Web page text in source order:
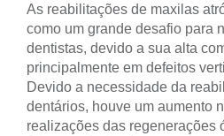
As reabilitações de maxilas
como um grande desafio para
dentistas, devido a sua alta
principalmente em defeitos
Devido a necessidade da
dentários, houve um aumento
realizações das regenerações